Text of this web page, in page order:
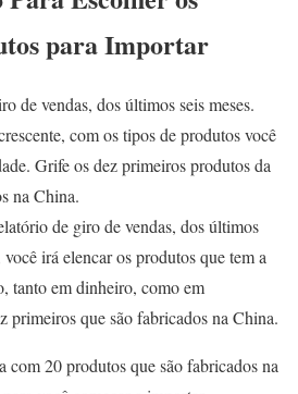
para Importar
de vendas, dos últimos seis meses.
com os tipos de produtos você
Grife os dez primeiros produtos da
na China.
de giro de vendas, dos últimos
irá elencar os produtos que tem a
tanto em dinheiro, como em
primeiros que são fabricados na China.
com 20 produtos que são fabricados na